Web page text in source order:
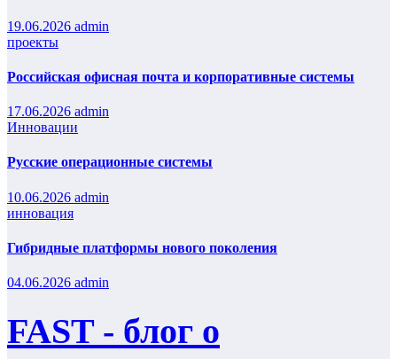
19.06.2026 admin
проекты
Российская офисная почта и корпоративные системы
17.06.2026 admin
Инновации
Русские операционные системы
10.06.2026 admin
инновация
Гибридные платформы нового поколения
04.06.2026 admin
FAST - блог о